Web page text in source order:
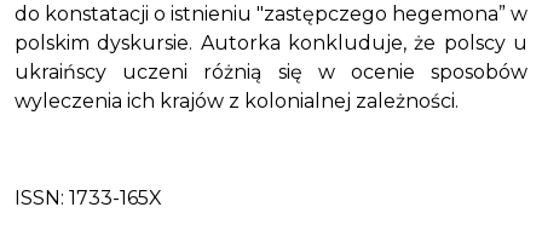
do konstatacji o istnieniu "zastępczego hegemona” w
polskim dyskursie. Autorka konkluduje, że polscy u
ukraińscy uczeni różnią się w ocenie sposobów
wyleczenia ich krajów z kolonialnej zależności.
ISSN: 1733-165X